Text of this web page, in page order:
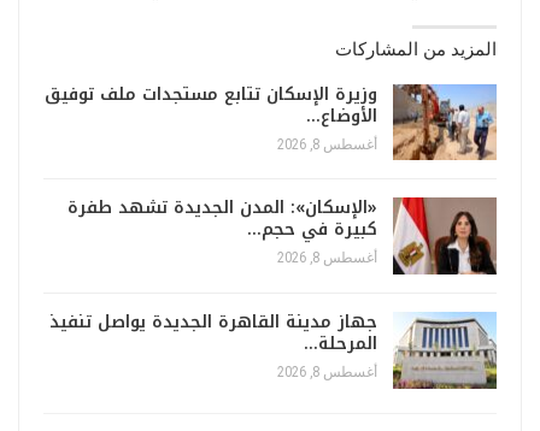
المزيد من المشاركات
وزيرة الإسكان تتابع مستجدات ملف توفيق
الأوضاع…
أغسطس 8, 2026
«الإسكان»: المدن الجديدة تشهد طفرة
كبيرة في حجم…
أغسطس 8, 2026
جهاز مدينة القاهرة الجديدة يواصل تنفيذ
المرحلة…
أغسطس 8, 2026